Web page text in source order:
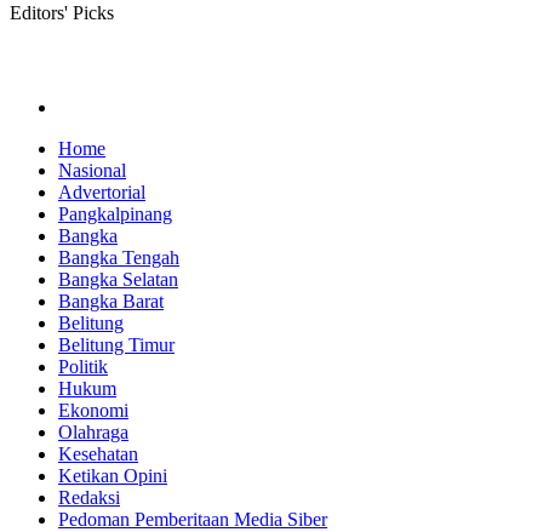
Editors' Picks
Home
Nasional
Advertorial
Pangkalpinang
Bangka
Bangka Tengah
Bangka Selatan
Bangka Barat
Belitung
Belitung Timur
Politik
Hukum
Ekonomi
Olahraga
Kesehatan
Ketikan Opini
Redaksi
Pedoman Pemberitaan Media Siber